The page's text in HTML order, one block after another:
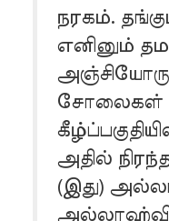
நரகம்.
எனினும்
சோலைகள்
அதில்
(இது)